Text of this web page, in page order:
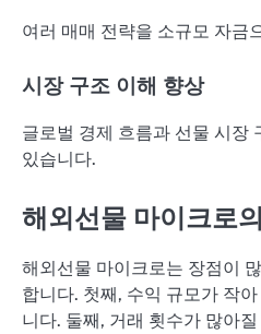
여러 매매 전략을 소규모 자금
시장 구조 이해 향상
글로벌 경제 흐름과 선물 시장
있습니다.
해외선물 마이크로
해외선물 마이크로는 장점이
합니다. 첫째, 수익 규모가 작
니다. 둘째, 거래 횟수가 많아